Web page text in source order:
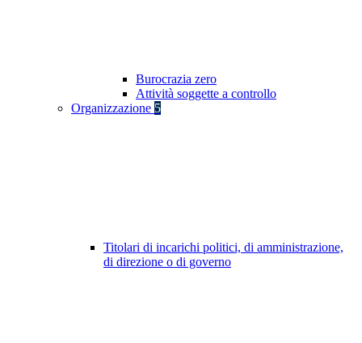
Burocrazia zero
Attività soggette a controllo
Organizzazione 5
Titolari di incarichi politici, di amministrazione,
di direzione o di governo